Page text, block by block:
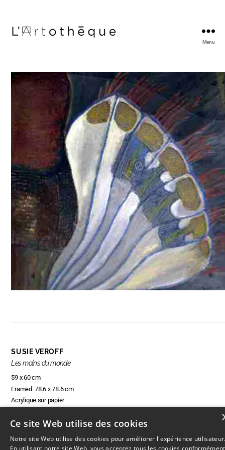
Menu
SUSIE VEROFF
Les mains du monde
59 x 60 cm
Framed: 78.6 x 78.6 cm
Acrylique sur papier
RÉSERVER CETTE OEUVRE
Ce site Web utilise des cookies
Notre site Web utilise des cookies pour améliorer l'expérience
En utilisant notre site Web, vous acceptez tous les cookies conformément